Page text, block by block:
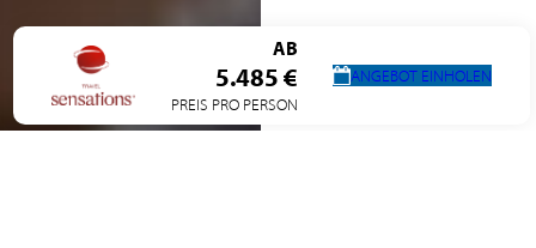
AB
5.485 €
PREIS PRO PERSON
ANGEBOT EINHOLEN